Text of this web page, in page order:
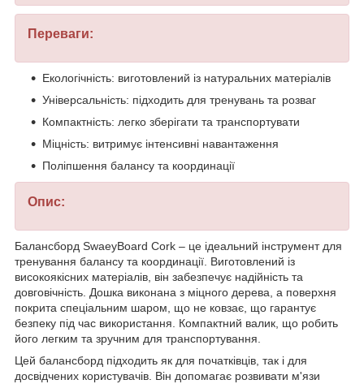
Переваги:
Екологічність: виготовлений із натуральних матеріалів
Універсальність: підходить для тренувань та розваг
Компактність: легко зберігати та транспортувати
Міцність: витримує інтенсивні навантаження
Поліпшення балансу та координації
Опис:
Балансборд SwaeyBoard Cork – це ідеальний інструмент для
тренування балансу та координації. Виготовлений із
високоякісних матеріалів, він забезпечує надійність та
довговічність. Дошка виконана з міцного дерева, а поверхня
покрита спеціальним шаром, що не ковзає, що гарантує
безпеку під час використання. Компактний валик, що робить
його легким та зручним для транспортування.
Цей балансборд підходить як для початківців, так і для
досвідчених користувачів. Він допомагає розвивати м'язи